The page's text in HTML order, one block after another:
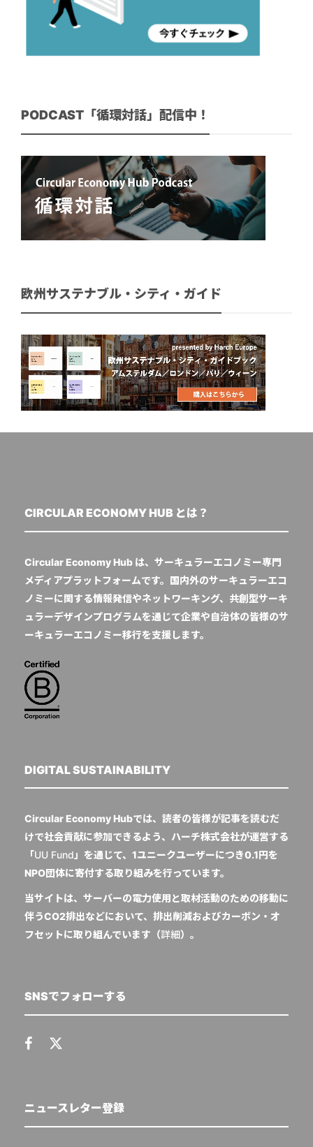
PODCAST「循環対話」配信中！
欧州サステナブル・シティ・ガイド
CIRCULAR ECONOMY HUB とは？
Circular Economy Hub は、サーキュラーエコノミー専門
メディアプラットフォームです。国内外のサーキュラーエコ
ノミーに関する情報発信やネットワーキング、共創型サーキ
ュラーデザインプログラムを通じて企業や自治体の皆様のサ
ーキュラーエコノミー移行を支援します。
DIGITAL SUSTAINABILITY
Circular Economy Hubでは、読者の皆様が記事を読むだ
けで社会貢献に参加できるよう、ハーチ株式会社が運営する
「UU Fund 」を通じて、1ユニークユーザーにつき0.1円を
NPO団体に寄付する取り組みを行っています。
当サイトは、サーバーの電力使用と取材活動のための移動に
伴うCO2排出などにおいて、排出削減およびカーボン・オ
フセットに取り組んでいます（詳細）。
SNSでフォローする
ニュースレター登録